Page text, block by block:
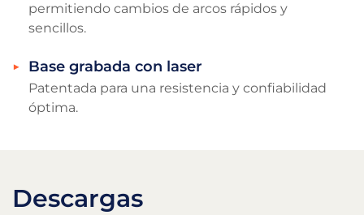
permitiendo cambios de arcos rápidos y
sencillos.
Base grabada con laser
Patentada para una resistencia y confiabilidad
óptima.
Descargas